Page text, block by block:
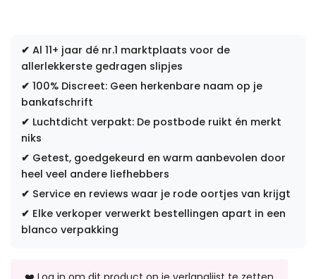
✔ Al 11+ jaar dé nr.1 marktplaats voor de
allerlekkerste gedragen slipjes
✔ 100% Discreet: Geen herkenbare naam op je
bankafschrift
✔ Luchtdicht verpakt: De postbode ruikt én merkt
niks
✔ Getest, goedgekeurd en warm aanbevolen door
heel veel andere liefhebbers
✔ Service en reviews waar je rode oortjes van krijgt
✔ Elke verkoper verwerkt bestellingen apart in een
blanco verpakking